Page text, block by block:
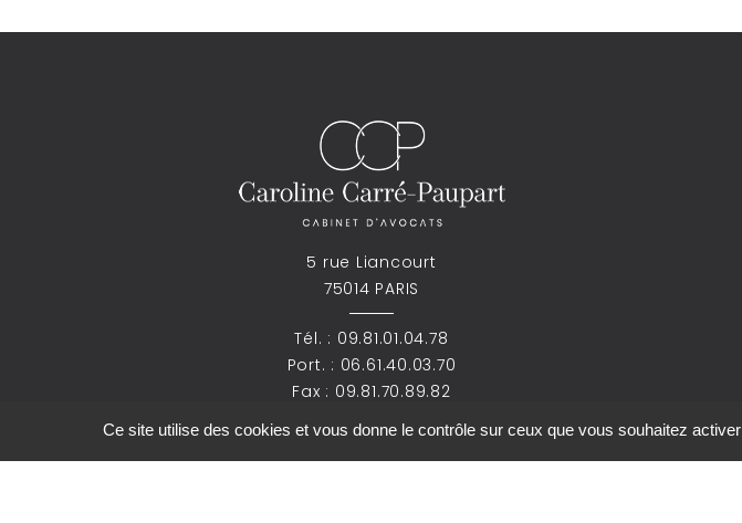
5 rue Liancourt
75014 PARIS
Tél. : 09.81.01.04.78
Port. : 06.61.40.03.70
Fax : 09.81.70.89.82
ccp.avocat@gmail.com
Ce site utilise des cookies et vous donne le contrôle sur ceux que vous souhaitez activer